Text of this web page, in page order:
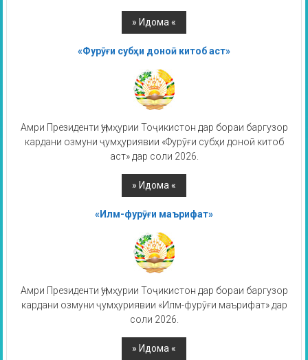
«Фурӯғи субҳи доноӣ китоб аст»
Амри Президенти Ҷумҳурии Тоҷикистон дар бораи баргузор
кардани озмуни ҷумҳуриявии «Фурӯғи субҳи доноӣ китоб
аст» дар соли 2026.
«Илм-фурӯғи маърифат»
Амри Президенти Ҷумҳурии Тоҷикистон дар бораи баргузор
кардани озмуни ҷумҳуриявии «Илм-фурӯғи маърифат» дар
соли 2026.